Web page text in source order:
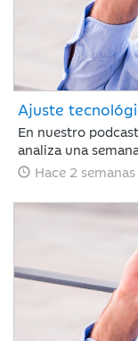
Ajuste
En nuestro
analiza una
repunte del crudo
inteligencia
estadounidense
inflación en EE.
Hace 2 semanas